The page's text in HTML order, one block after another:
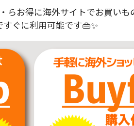
らお得に海外サイトでお買い
ぐに利用可能です👜✨